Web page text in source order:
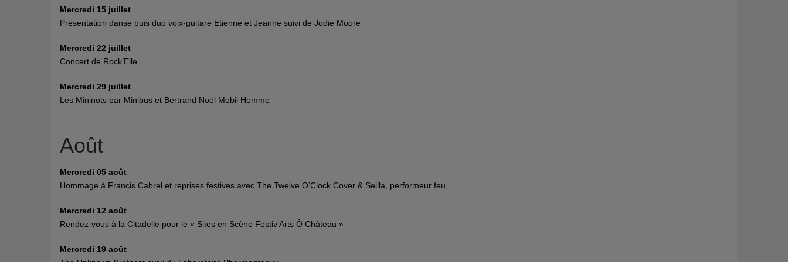
Mercredi 15 juillet
Présentation danse puis duo voix-guitare Etienne et Jeanne suivi de Jodie Moore
Mercredi 22 juillet
Concert de Rock’Elle
Mercredi 29 juillet
Les Mininots par Minibus et Bertrand Noël Mobil Homme
Août
Mercredi 05 août
Hommage à Francis Cabrel et reprises festives avec The Twelve O’Clock Cover & Seilla, performeur feu
Mercredi 12 août
Rendez-vous à la Citadelle pour le « Sites en Scène Festiv’Arts Ô Château »
Mercredi 19 août